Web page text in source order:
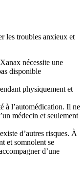
les troubles anxieux et
nécessite une
disponible
physiquement et
à l’automédication. Il ne
médecin et seulement
d’autres risques. À
et somnolent se
d’une